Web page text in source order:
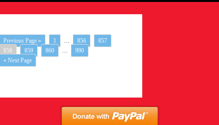
« Previous Page 1 … 856
857
858
859 860 …
990
Next Page »